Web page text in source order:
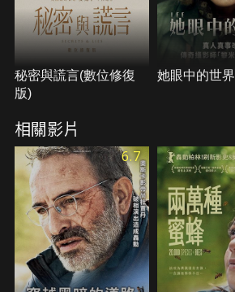
秘密與謊言(數位修復
版)
她眼中的世界
相關影片
6.7